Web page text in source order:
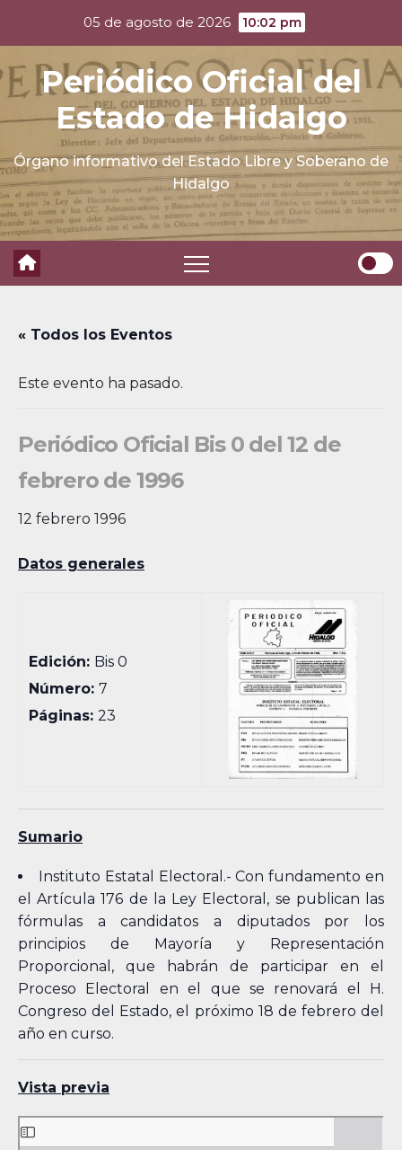
content
05 de agosto de 2026 10:02 pm
Periódico Oficial del
Estado de Hidalgo
Órgano informativo del Estado Libre y Soberano de
Hidalgo
« Todos los Eventos
Este evento ha pasado.
Periódico Oficial Bis 0 del 12 de
febrero de 1996
12 febrero 1996
Datos generales
Edición: Bis 0
Número:7
Páginas:23
Sumario
Instituto Estatal Electoral.- Con fundamento en
el Artícula 176 de la Ley Electoral, se publican las
fórmulas a candidatos a diputados por los
principios de Mayoría y Representación
Proporcional, que habrán de participar en el
Proceso Electoral en el que se renovará el H.
Congreso del Estado, el próximo 18 de febrero del
año en curso.
Vista previa
Skip
to